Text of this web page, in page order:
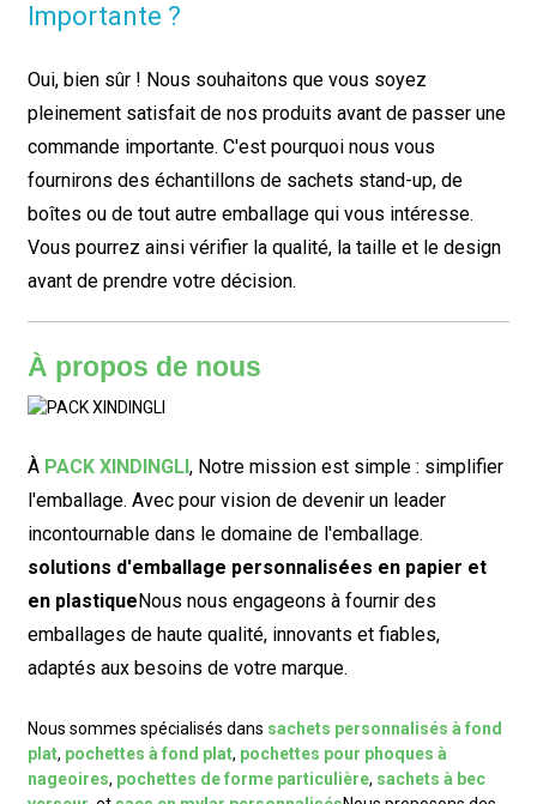
Importante ?
Oui, bien sûr ! Nous souhaitons que vous soyez
pleinement satisfait de nos produits avant de passer une
commande importante. C'est pourquoi nous vous
fournirons des échantillons de sachets stand-up, de
boîtes ou de tout autre emballage qui vous intéresse.
Vous pourrez ainsi vérifier la qualité, la taille et le design
avant de prendre votre décision.
À propos de nous
À PACK XINDINGLI, Notre mission est simple : simplifier
l'emballage. Avec pour vision de devenir un leader
incontournable dans le domaine de l'emballage.
solutions d'emballage personnalisées en papier et
en plastiqueNous nous engageons à fournir des
emballages de haute qualité, innovants et fiables,
adaptés aux besoins de votre marque.
Nous sommes spécialisés dans sachets personnalisés à fond
plat, pochettes à fond plat, pochettes pour phoques à
nageoires, pochettes de forme particulière, sachets à bec